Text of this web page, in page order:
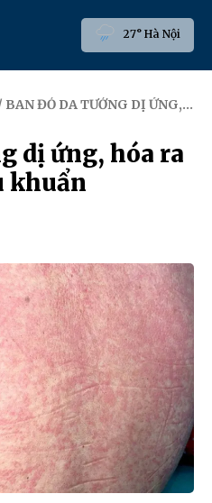
27° Hà Nội
ĐỎ DA TƯỞNG DỊ ỨNG, HÓA RA NHIỄM LIÊN CẦU KHUẨN
dị ứng, hóa ra
khuẩn